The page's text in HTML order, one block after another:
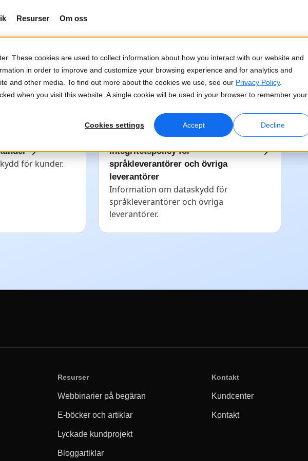
These cookies are used to collect information about how you interact with our website and
in order to improve and customize your browsing experience and for analytics and
and other media. To find out more about the cookies we use, see our Privacy Policy.
when you visit this website. A single cookie will be used in your browser to remember your
Cookies settings Accept Decline
Resurser Om oss
för kunder.
Integritetspolicy för
språkleverantörer och övriga
leverantörer
Information om dataskydd för
språkleverantörer och övriga
leverantörer.
Resurser
Webbinarier på begäran
E-böcker och artiklar
Lyckade kundprojekt
Bloggartiklar
Kontakt
Kundcenter
Kontakt